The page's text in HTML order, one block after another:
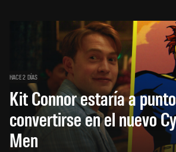
HACE 2 DÍAS
Kit Connor estaría a
convertirse en el nuevo
Men